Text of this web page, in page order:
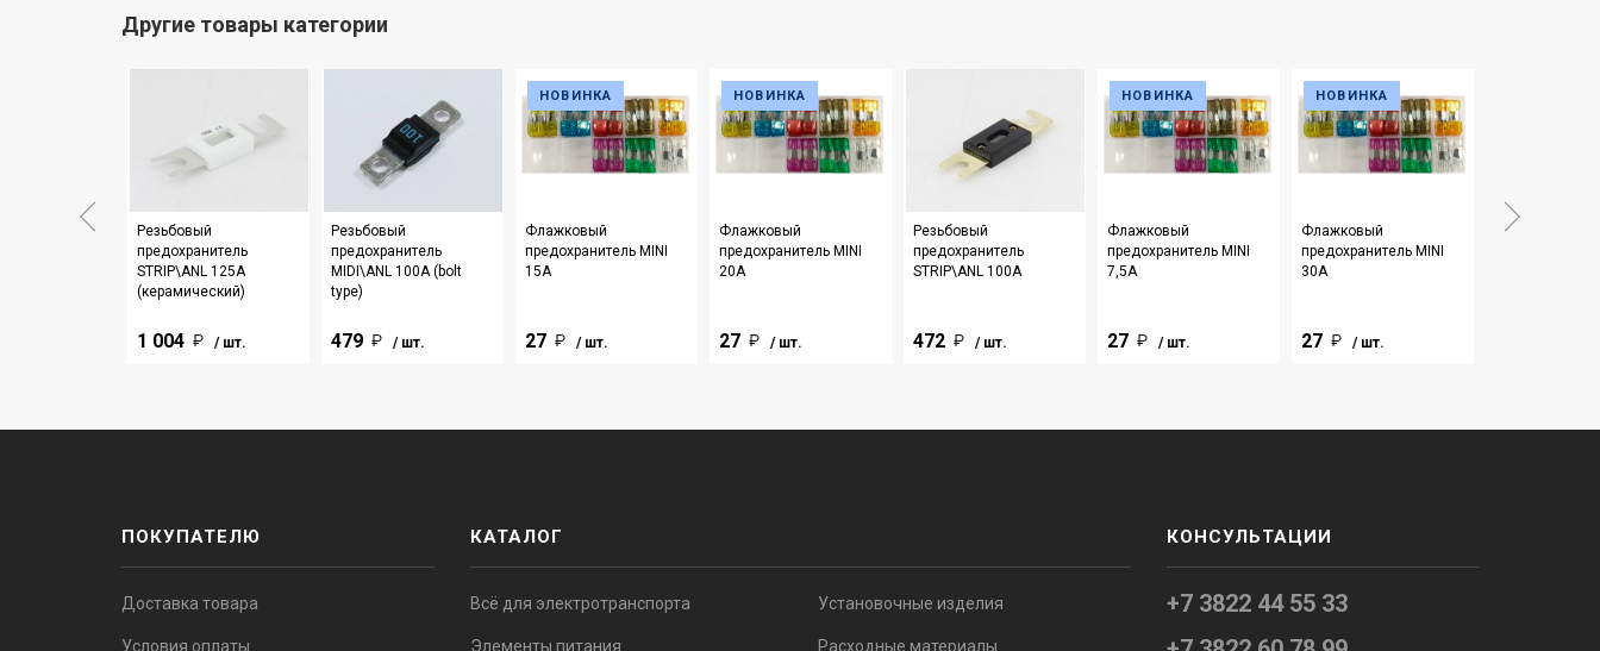
Другие товары категории
Резьбовый
предохранитель
STRIP\ANL 125A
(керамический)
1 004 / шт.
Резьбовый
предохранитель
MIDI\ANL 100A (bolt
type)
479 / шт.
НОВИНКА
Флажковый
предохранитель MINI
15А
27 / шт.
НОВИНКА
Флажковый
предохранитель MINI
20А
27 / шт.
Резьбовый
предохранитель
STRIP\ANL 100A
472 / шт.
НОВИНКА
Флажковый
предохранитель MINI
7,5А
27 / шт.
НОВИНКА
Флажковый
предохранитель MINI
30А
27 / шт.
Флажковый
ПОКУПАТЕЛЮ
Доставка товара
Условия оплаты
КАТАЛОГ
Всё для электротранспорта
Элементы питания
Установочные изделия
Расходные материалы
КОНСУЛЬТАЦИИ
+7 3822 44 55 33